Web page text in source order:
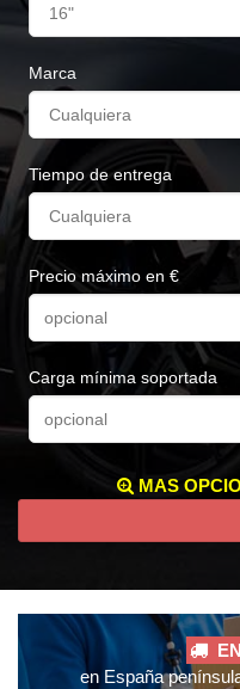
Marca
Tiempo de entrega
Precio máximo en €
Carga mínima soportada
MAS
en España